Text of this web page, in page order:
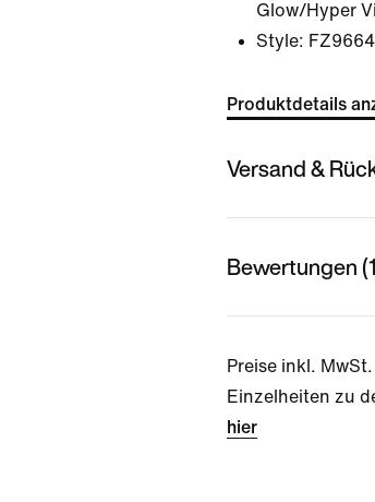
Glow/Hyper
Style:
Produktdetails
Versand &
Bewertungen
Preise inkl.
Einzelheiten zu
hier